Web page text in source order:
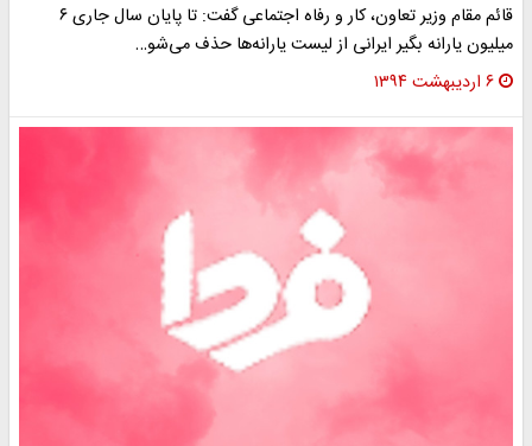
قائم مقام وزیر تعاون، کار و رفاه اجتماعی گفت: تا پایان سال جاری ۶
میلیون یارانه بگیر ایرانی از لیست یارانه‌ها حذف می‌شو…
۶ اردیبهشت ۱۳۹۴